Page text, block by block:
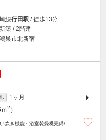
線行田駅 / 徒歩13分
築 / 2階建
巣市北新宿
1ヶ月
2 ）
炊き機能・浴室乾燥機完備/